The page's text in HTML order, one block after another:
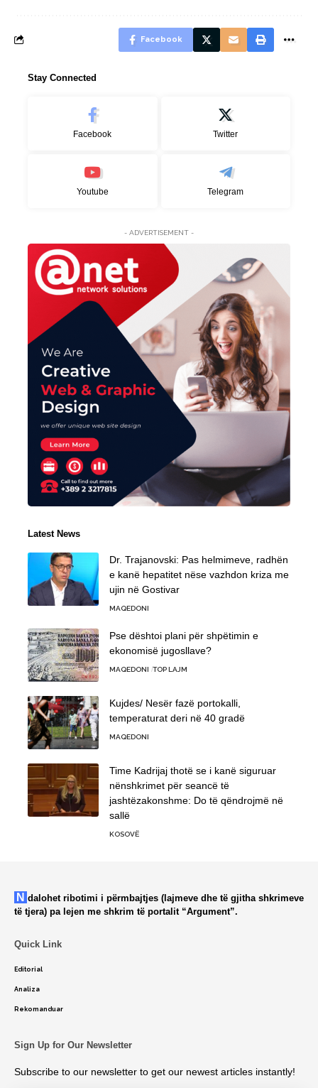
Facebook
Stay Connected
Facebook Twitter
Youtube Telegram
- ADVERTISEMENT -
Latest News
Dr. Trajanovski: Pas helmimeve, radhën
e kanë hepatitet nëse vazhdon kriza me
ujin në Gostivar
MAQEDONI
Pse dështoi plani për shpëtimin e
ekonomisë jugosllave?
MAQEDONI TOP LAJM
Kujdes/ Nesër fazë portokalli,
temperaturat deri në 40 gradë
MAQEDONI
Time Kadrijaj thotë se i kanë siguruar
nënshkrimet për seancë të
jashtëzakonshme: Do të qëndrojmë në
sallë
KOSOVË
Ndalohet ribotimi i përmbajtjes (lajmeve dhe të gjitha shkrimeve
të tjera) pa lejen me shkrim të portalit “Argument”.
Quick Link
Editorial
Analiza
Rekomanduar
Sign Up for Our Newsletter
Subscribe to our newsletter to get our newest articles instantly!